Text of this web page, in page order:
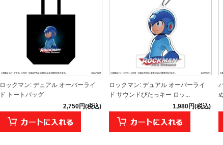
ロックマン: デュアル オーバーライ
ド トートバッグ
2,750円(税込)
ロックマン: デュアル オーバーライ
ド サウンドぴたっキー ロッ...
1,980円(税込)